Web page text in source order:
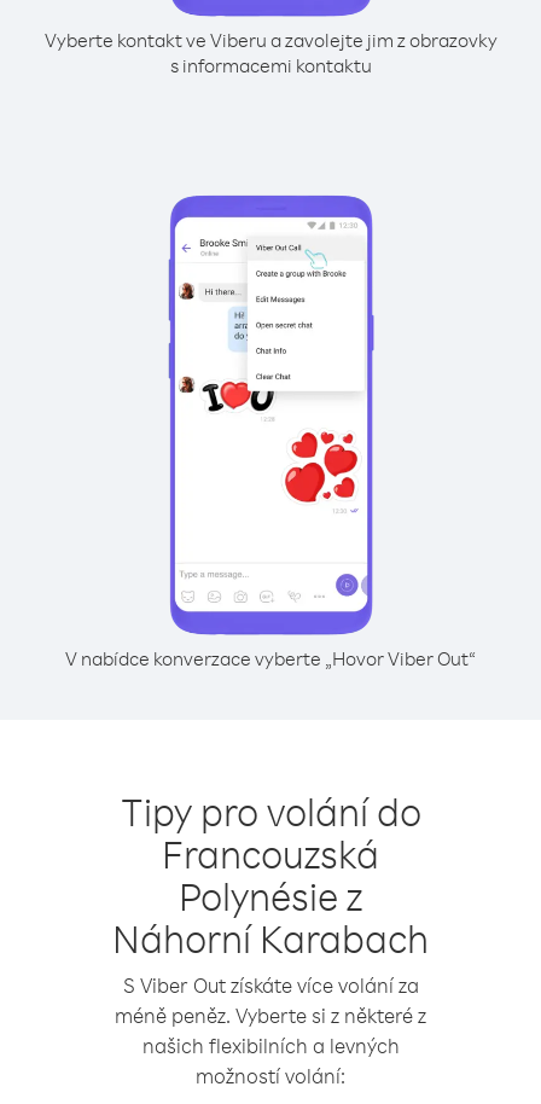
Vyberte kontakt ve Viberu a zavolejte jim z obrazovky
s informacemi kontaktu
V nabídce konverzace vyberte „Hovor Viber Out“
Tipy pro volání do
Francouzská
Polynésie z
Náhorní Karabach
S Viber Out získáte více volání za
méně peněz. Vyberte si z některé z
našich flexibilních a levných
možností volání: